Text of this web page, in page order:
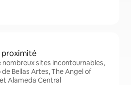
nombreux sites incontournables,
Bellas Artes, The Angel of
Alameda Central